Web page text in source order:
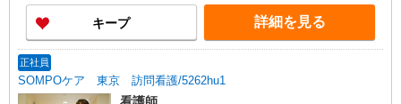
す。 ◎月給は経験により異なります。 ◎残業時は
別途時間外手当支給（超過1分〜） ◎賞与 基本
給2.08ヶ月分/年支給
キープ 詳細を見る
正社員
SOMPOケア 東京 訪問看護/5262hu1